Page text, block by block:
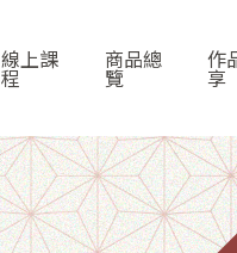
線上課
程
商品總
覽
作
享